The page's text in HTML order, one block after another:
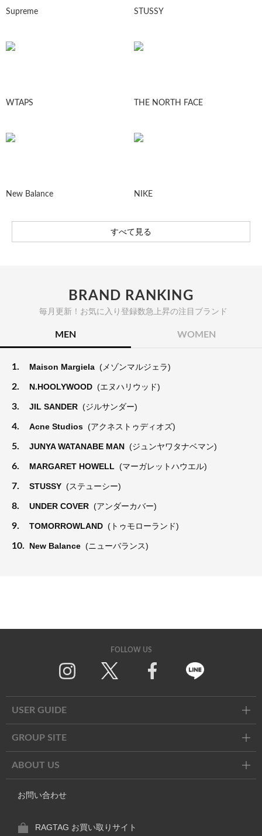
Supreme STUSSY
WTAPS THE NORTH FACE
New Balance NIKE
すべて見る
BRAND RANKING
毎月更新！お気に入り登録数急上昇の注目ブランド
MEN WOMEN
1. Maison Margiela (メゾンマルジェラ)
2. N.HOOLYWOOD (エヌハリウッド)
3. JIL SANDER (ジルサンダー)
4. Acne Studios (アクネストゥディオズ)
5. JUNYA WATANABE MAN (ジュンヤワタナベマン)
6. MARGARET HOWELL (マーガレットハウエル)
7. STUSSY (ステューシー)
8. UNDER COVER (アンダーカバー)
9. TOMORROWLAND (トゥモローランド)
10. New Balance (ニューバランス)
FOLLOW US
USER GUIDE
GROUP SITE
ABOUT US
お問い合わせ
RAGTAG お買い取りサイト